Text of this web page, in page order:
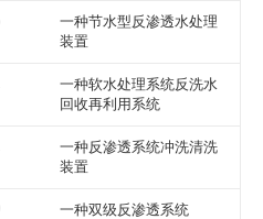
一种节水型反渗透水处理
装置
一种软水处理系统反洗水
回收再利用系统
一种反渗透系统冲洗清洗
装置
一种双级反渗透系统